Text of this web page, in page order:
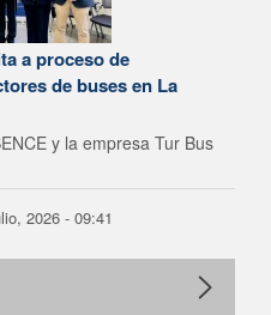
a proceso de
de buses en La
y la empresa Tur Bus
2026 - 09:41